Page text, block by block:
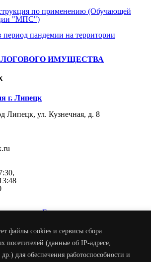
файлы cookies и сервисы сбора
посетителей (данные об IP-адресе,
для обеспечения работоспособности и
по применению (Обучающей
"МПС")
пандемии на территории
ИМУЩЕСТВА
г. Липецк
Липецк, ул. Кузнечная, д. 8
г. Елец
обработки персональных данных
ЗАЩИТЫ ОТ ОПАСНОСТЕЙ ПРИ
И ЧРЕЗВЫЧАЙНЫХ СИТУАЦИЯХ